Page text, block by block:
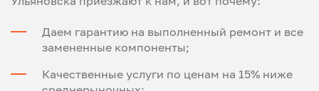
Даем гарантию на выполненный ремонт и все
замененные компоненты;
Качественные услуги по ценам на 15% ниже